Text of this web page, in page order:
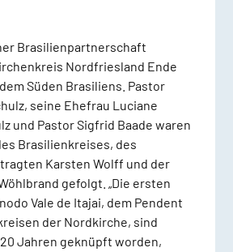
Brasilienpartnerschaft
Nordfriesland Ende
Süden Brasiliens. Pastor
seine Ehefrau Luciane
und Pastor Sigfrid Baade waren
Brasilienkreises, des
Karsten Wolff und der
gefolgt. „Die ersten
Vale de Itajai, dem Pendent
der Nordkirche, sind
Jahren geknüpft worden,